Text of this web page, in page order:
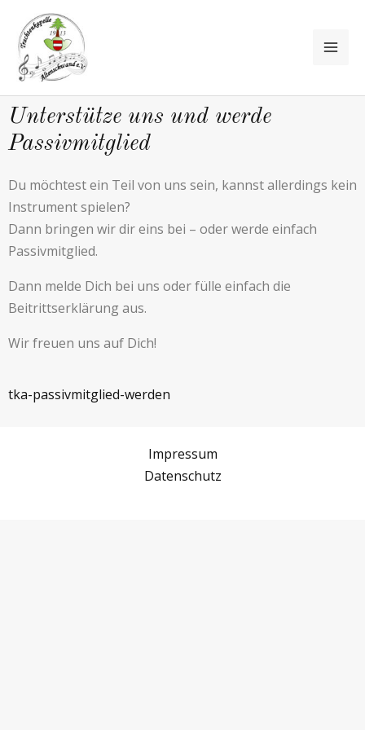
Unterstütze uns und werde
Passivmitglied
Du möchtest ein Teil von uns sein, kannst allerdings kein
Instrument spielen?
Dann bringen wir dir eins bei – oder werde einfach
Passivmitglied.
Dann melde Dich bei uns oder fülle einfach die
Beitrittserklärung aus.
Wir freuen uns auf Dich!
tka-passivmitglied-werden
Impressum
Datenschutz